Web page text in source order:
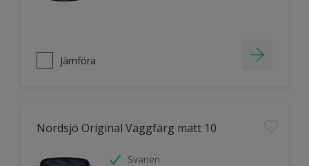
Jämföra
Nordsjö Original Väggfärg matt 10
Svanen